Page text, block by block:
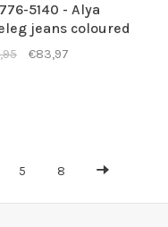
5140 - Alya
jeans coloured
- Rosesmoke
€83,97
5 8